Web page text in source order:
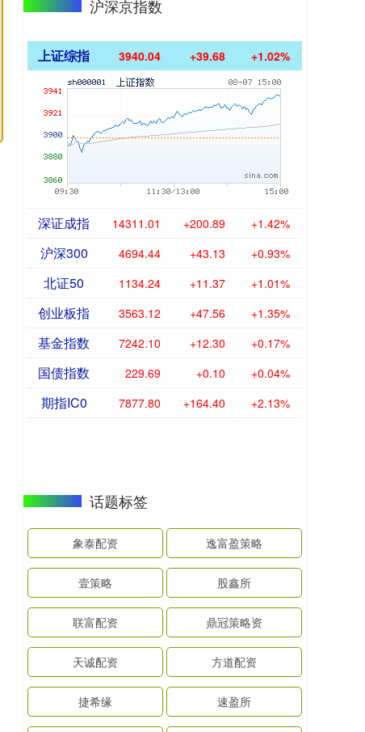
沪深京指数
上证综指 3940.04 +39.68 +1.02%
深证成指 14311.01 +200.89 +1.42%
沪深300 4694.44 +43.13 +0.93%
北证50 1134.24 +11.37 +1.01%
创业板指 3563.12 +47.56 +1.35%
基金指数 7242.10 +12.30 +0.17%
国债指数 229.69 +0.10 +0.04%
期指IC0 7877.80 +164.40 +2.13%
话题标签
象泰配资 逸富盈策略
壹策略 股鑫所
联富配资 鼎冠策略资
天诚配资 方道配资
捷希缘 速盈所